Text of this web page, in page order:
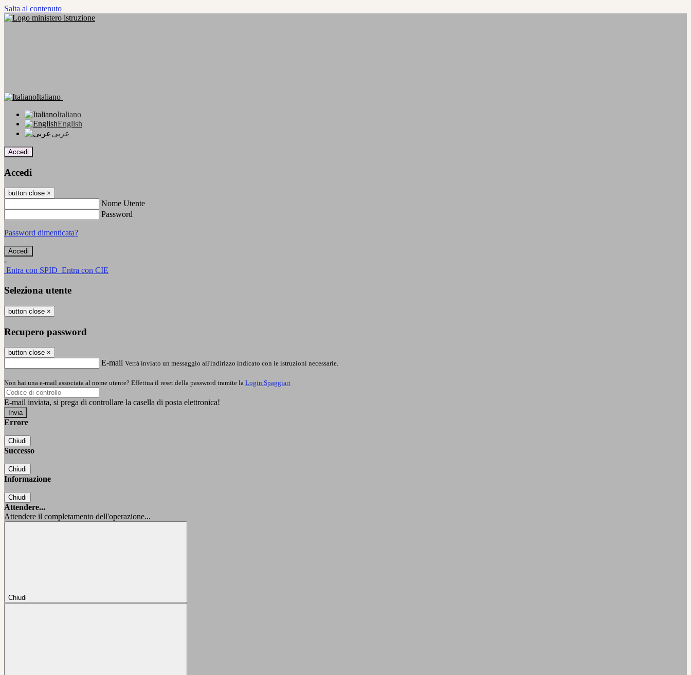
Salta al contenuto
Italiano
Italiano
English
عربى
Accedi
Accedi
button close ×
Nome Utente
Password
Password dimenticata?
-
Entra con SPID Entra con CIE
Seleziona utente
button close ×
Recupero password
button close ×
E-mail Verrà inviato un messaggio all'indirizzo indicato con le istruzioni necessarie.
Non hai una e-mail associata al nome utente? Effettua il reset della password tramite la Login Spaggiari
E-mail inviata, si prega di controllare la casella di posta elettronica!
Errore
Chiudi
Successo
Chiudi
Informazione
Chiudi
Attendere...
Attendere il completamento dell'operazione...
Chiudi